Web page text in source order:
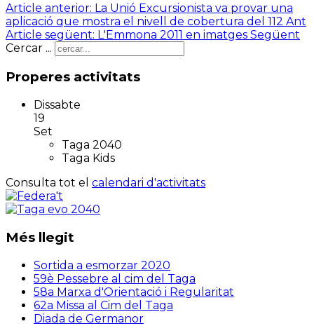
Article anterior: La Unió Excursionista va provar una
aplicació que mostra el nivell de cobertura del 112 Ant
Article següent: L'Emmona 2011 en imatges Següent
Cercar ...
Properes activitats
Dissabte
19
Set
Taga 2040
Taga Kids
Consulta tot el calendari d'activitats
Més llegit
Sortida a esmorzar 2020
59è Pessebre al cim del Taga
58a Marxa d'Orientació i Regularitat
62a Missa al Cim del Taga
Diada de Germanor